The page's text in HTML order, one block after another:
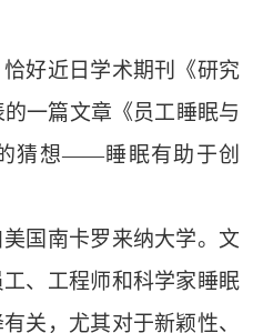
好近日学术期刊《研究
一篇文章《员工睡眠与
猜想——睡眠有助于创
国南卡罗来纳大学。文
、工程师和科学家睡眠
关，尤其对于新颖性、